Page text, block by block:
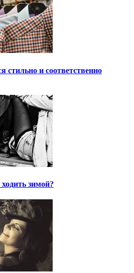
стильно и соответственно
зимой?